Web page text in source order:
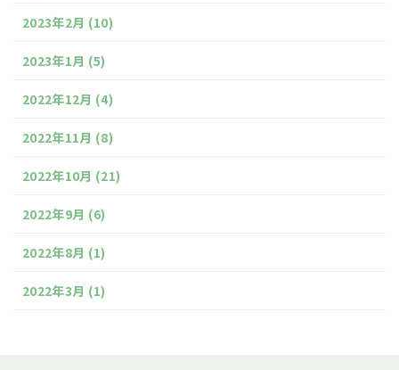
2023年2月 (10)
2023年1月 (5)
2022年12月 (4)
2022年11月 (8)
2022年10月 (21)
2022年9月 (6)
2022年8月 (1)
2022年3月 (1)